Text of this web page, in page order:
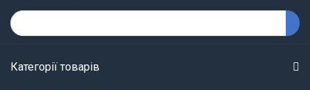
Категорії товарів